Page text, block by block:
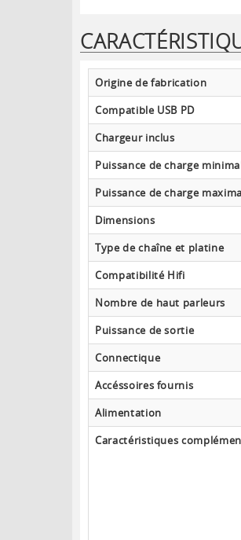
Origine de fabrication
Compatible USB PD
Chargeur inclus
Puissance de charge
Puissance de charge
Dimensions
Type de chaîne et platine
Compatibilité Hifi
Nombre de haut parleurs
Puissance de sortie
Connectique
Accéssoires fournis
Alimentation
Caractéristiques